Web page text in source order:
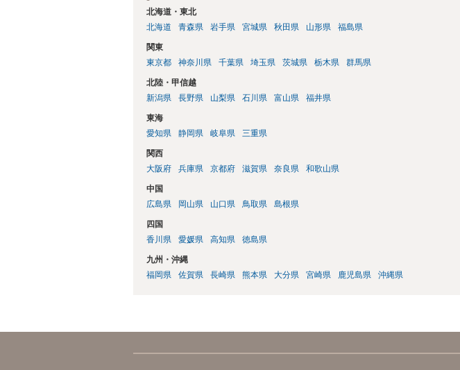
北海道・東北
北海道
青森県 岩手県 宮城県 秋田県 山形県 福島県
関東
東京都
神奈川県 千葉県 埼玉県 茨城県 栃木県 群馬県
北陸・甲信越
新潟県
長野県 山梨県 石川県 富山県 福井県
東海
愛知県
静岡県 岐阜県 三重県
関西
大阪府
兵庫県 京都府 滋賀県 奈良県 和歌山県
中国
広島県
岡山県 山口県 鳥取県 島根県
四国
香川県
愛媛県 高知県 徳島県
九州・沖縄
福岡県
佐賀県 長崎県 熊本県 大分県 宮崎県 鹿児島県 沖縄県